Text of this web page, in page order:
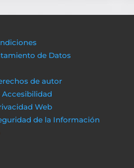
rápido y transparente,
pueda completarse sin
económicos.
manera, en
disfrutar de un entorno
y sin complicaciones. Al igual
de Datos
de autor
Web
de la Información